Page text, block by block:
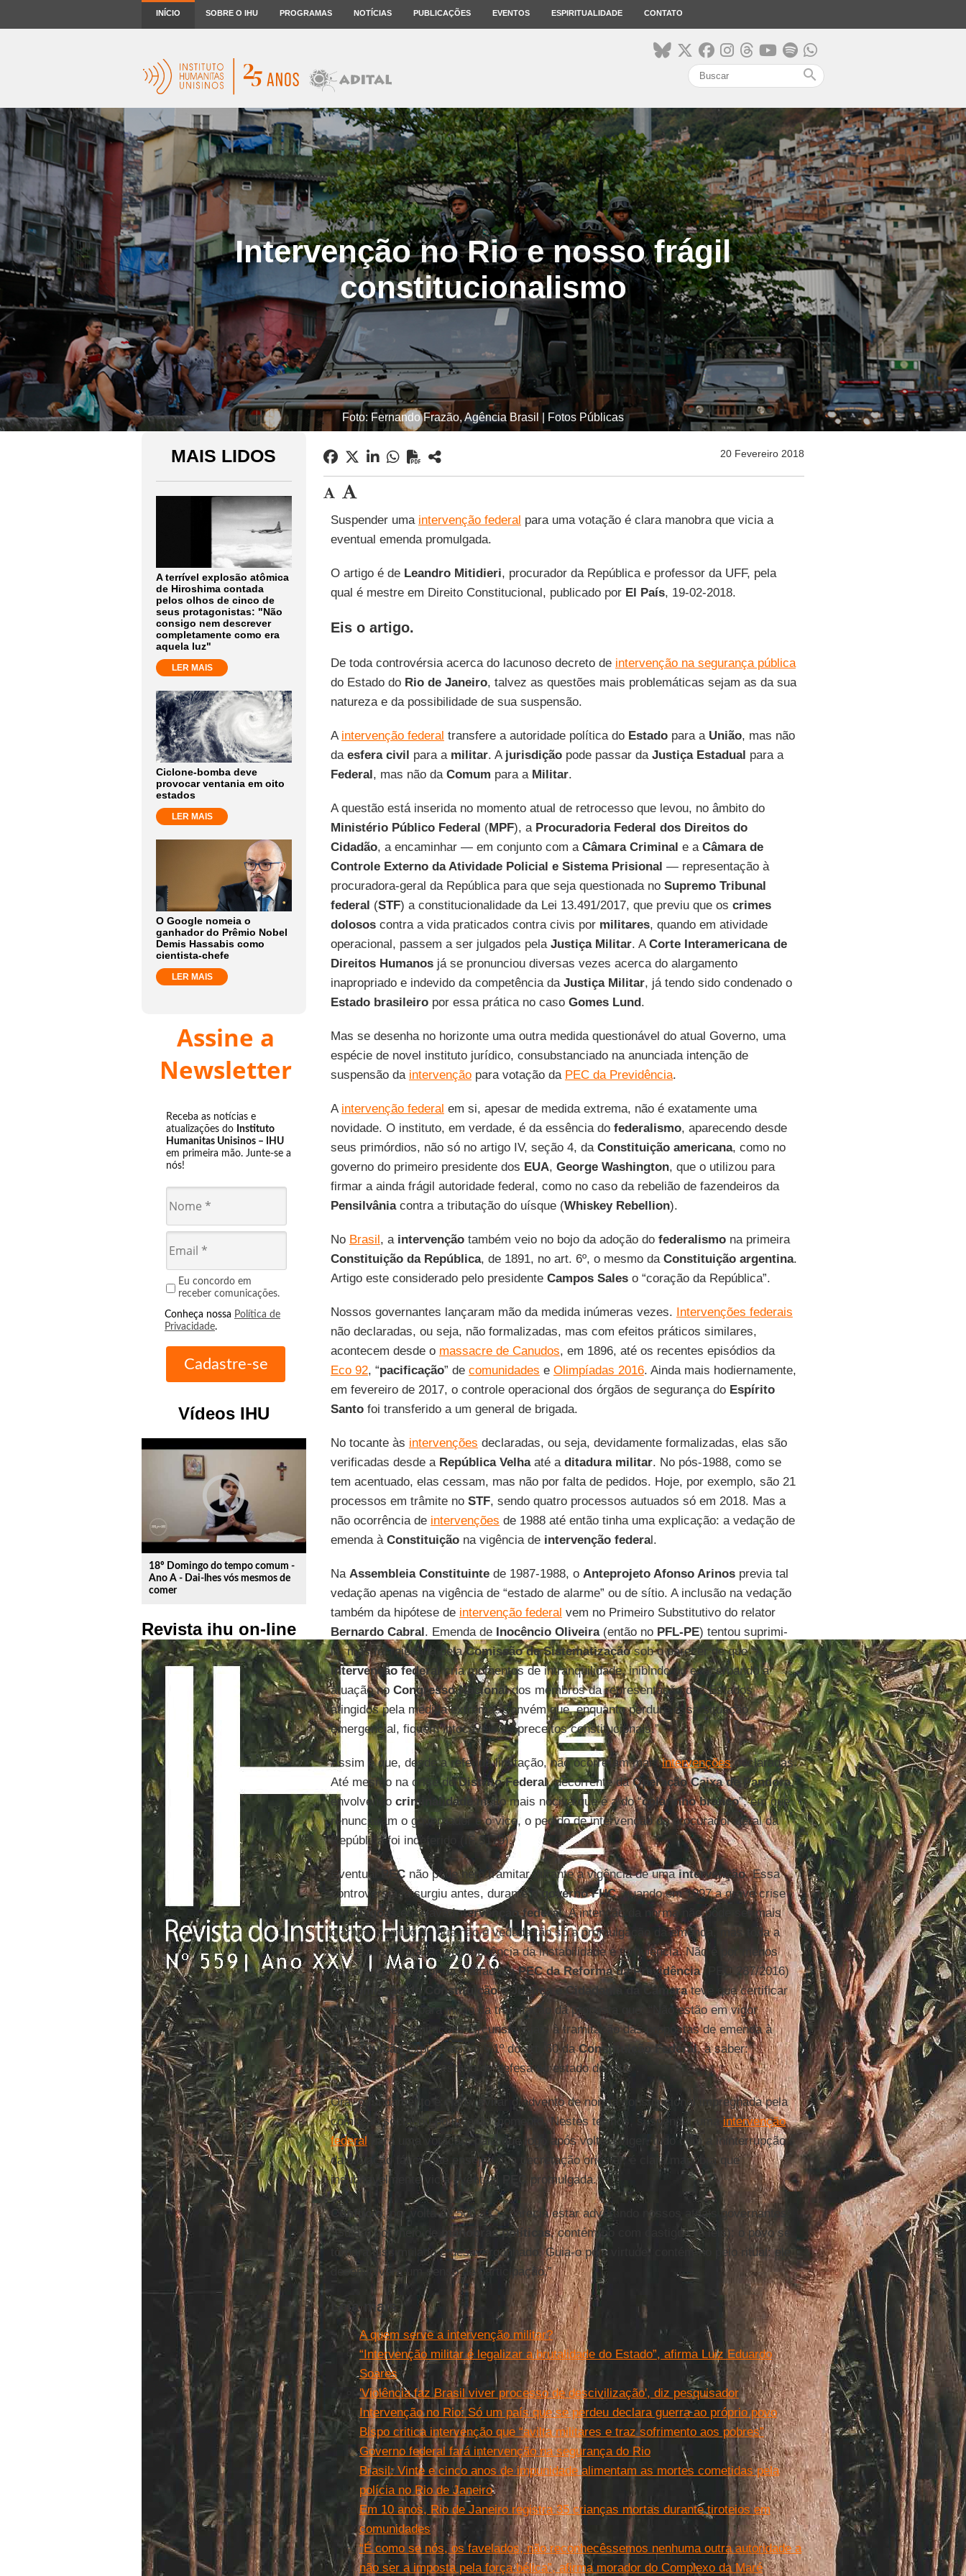
INÍCIO SOBRE O IHU PROGRAMAS NOTÍCIAS PUBLICAÇÕES EVENTOS ESPIRITUALIDADE CONTATO
search
Intervenção no Rio e nosso frágil
constitucionalismo
Foto: Fernando Frazão, Agência Brasil | Fotos Públicas
MAIS LIDOS
A terrível explosão atômica
de Hiroshima contada
pelos olhos de cinco de
seus protagonistas: "Não
consigo nem descrever
completamente como era
aquela luz"
LER MAIS
Ciclone-bomba deve
provocar ventania em oito
estados
LER MAIS
O Google nomeia o
ganhador do Prêmio Nobel
Demis Hassabis como
cientista-chefe
LER MAIS
Assine a
Newsletter
Receba as notícias e
atualizações do Instituto
Humanitas Unisinos – IHU
em primeira mão. Junte-se a
nós!
Eu concordo em
receber comunicações.
Conheça nossa Política de
Privacidade.
Vídeos IHU
play_circle_outline
18º Domingo do tempo comum -
Ano A - Dai-lhes vós mesmos de
comer
Revista ihu on-line
20 Fevereiro 2018
Suspender uma intervenção federal para uma votação é clara manobra que vicia a
eventual emenda promulgada.
O artigo é deLeandro Mitidieri, procurador da República e professor da UFF, pela
qual é mestre em Direito Constitucional, publicado por El País, 19-02-2018.
Eis o artigo.
De toda controvérsia acerca do lacunoso decreto de intervenção na segurança pública
do Estado do Rio de Janeiro, talvez as questões mais problemáticas sejam as da sua
natureza e da possibilidade de sua suspensão.
A intervenção federal transfere a autoridade política do Estadopara a União, mas não
da esfera civil para a militar. A jurisdiçãopode passar da Justiça Estadual para a
Federal, mas não daComum para a Militar.
A questão está inserida no momento atual de retrocesso que levou, no âmbito do
Ministério Público Federal (MPF), a Procuradoria Federal dos Direitos do
Cidadão, a encaminhar — em conjunto com a Câmara Criminal e a Câmara de
Controle Externo da Atividade Policial e Sistema Prisional — representação à
procuradora-geral da República para que seja questionada no Supremo Tribunal
federal (STF) a constitucionalidade da Lei 13.491/2017, que previu que os crimes
dolososcontra a vida praticados contra civis por militares, quando em atividade
operacional, passem a ser julgados pela Justiça Militar. ACorte Interamericana de
Direitos Humanosjá se pronunciou diversas vezes acerca do alargamento
inapropriado e indevido da competência da Justiça Militar, já tendo sido condenado o
Estado brasileiropor essa prática no caso Gomes Lund.
Mas se desenha no horizonte uma outra medida questionável do atual Governo, uma
espécie de novel instituto jurídico, consubstanciado na anunciada intenção de
suspensão da intervençãopara votação da PEC da Previdência.
A intervenção federal em si, apesar de medida extrema, não é exatamente uma
novidade. O instituto, em verdade, é da essência do federalismo, aparecendo desde
seus primórdios, não só no artigo IV, seção 4, daConstituição americana, como no
governo do primeiro presidente dos EUA, George Washington, que o utilizou para
firmar a ainda frágil autoridade federal, como no caso da rebelião de fazendeiros da
Pensilvâniacontra a tributação do uísque (Whiskey Rebellion).
No Brasil, a intervençãotambém veio no bojo da adoção dofederalismona primeira
Constituição da República, de 1891, no art. 6º, o mesmo da Constituição argentina.
Artigo este considerado pelo presidente Campos Saleso “coração da República”.
Nossos governantes lançaram mão da medida inúmeras vezes. Intervenções federais
não declaradas, ou seja, não formalizadas, mas com efeitos práticos similares,
acontecem desde o massacre de Canudos, em 1896, até os recentes episódios da
Eco 92, “pacificação” de comunidades e Olimpíadas 2016. Ainda mais hodiernamente,
em fevereiro de 2017, o controle operacional dos órgãos de segurança do Espírito
Santofoi transferido a um general de brigada.
No tocante às intervenções declaradas, ou seja, devidamente formalizadas, elas são
verificadas desde a República Velhaaté a ditadura militar. No pós-1988, como se
tem acentuado, elas cessam, mas não por falta de pedidos. Hoje, por exemplo, são 21
processos em trâmite no STF, sendo quatro processos autuados só em 2018. Mas a
não ocorrência de intervenções de 1988 até então tinha uma explicação: a vedação de
emenda à Constituiçãona vigência de intervenção federal.
Na Assembleia Constituintede 1987-1988, o Anteprojeto Afonso Arinosprevia tal
vedação apenas na vigência de “estado de alarme” ou de sítio. A inclusão na vedação
também da hipótese de intervenção federal vem no Primeiro Substitutivo do relator
Bernardo Cabral. Emenda de Inocêncio Oliveira(então no PFL-PE) tentou suprimi-
la, mas foi rejeitada pelaComissão de Sistematizaçãosob o parecer de que “A
intervenção federalcria momentos de intranquilidade, inibindo ou exacerbando a
atuação no Congresso Nacionaldos membros da representação dos Estados
atingidos pela medida extrema. Convém que, enquanto perdure essa situação
emergencial, fiquem intocáveis os preceitos constitucionais.”
Assim é que, desde a referida limitação, não ocorreram maisintervençõesdeclaradas.
Até mesmo na crise doDistrito Federal, decorrente daOperação Caixa de Pandora,
envolvendocriminalidade muito mais nociva que é a do “colarinho branco”, em que
renunciaram o governador e o vice, o pedido de intervenção do procurador-geral da
República foi indeferido (IF 5179).
EventualPECnão pode nem tramitar durante a vigência de umaintervenção. Essa
controvérsia já surgiu antes, durante ogoverno FHC, quando em 1997 a grave crise
emAlagoas ensejavaintervenção federal. A intenção da norma não pode ser mais
clara no sentido de que não é vedada tão só a promulgação da emenda, mas toda a
discussão e votação sob influência da instabilidade e turbulência. Não é por menos
que o próprio relator da malfadadaPEC da Reforma da Previdência(PEC 287/2016)
naComissão de Constituição e Justiça e Cidadania da Câmarateve que certificar
em seu parecer para início da tramitação da proposta que: “Não estão em vigor
quaisquer das limitações circunstanciais à tramitação das propostas de emenda à
Constituiçãoexpressas no § 1º do art. 60 daConstituição Federal, a saber:
intervenção federal, estado de defesa ou estado de sítio”.
Ora, o fundamento é claro, evitar o advento de norma constitucional impregnada pela
comoção social ou política do momento. Nestes termos, suspender uma intervenção
federalpara uma votação, para que logo após volte a viger, tudo com a ininterrupção
da situação fática que ensejou sua decretação original, é clara manobra que
indubitavelmente vicia eventual
promulgada.
Confúcio, por volta de 500 a.C., parecia estar advertindo nossos atuais governantes:
“Guia-o por meio de
manobras políticas, contém-no com castigos (e leis): o povo se
tornará dissimulado e desavergonhado. Guia-o pela virtude, contém-no pelo ritual: ele
desenvolverá um senso de participação.”
Leia mais
A quem serve a intervenção militar?
“Intervenção militar é legalizar a brutalidade do Estado”, afirma Luiz Eduardo
Soares
'Violência faz Brasil viver processo de descivilização', diz pesquisador
Intervenção no Rio: Só um país que se perdeu declara guerra ao próprio povo
Bispo critica intervenção que “avilta militares e traz sofrimento aos pobres”
Governo federal fará intervenção na segurança do Rio
Brasil: Vinte e cinco anos de impunidade alimentam as mortes cometidas pela
polícia no Rio de Janeiro
Em 10 anos, Rio de Janeiro registra 35 crianças mortas durante tiroteios em
comunidades
“É como se nós, os favelados, não reconhecêssemos nenhuma outra autoridade a
não ser a imposta pela força bélica”, afirma morador do Complexo da Maré